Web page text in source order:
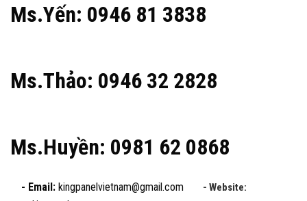
Ms.Yến: 0946 81 3838
Ms.Thảo: 0946 32 2828
Ms.Huyền: 0981 62 0868
- Email: kingpanelvietnam@gmail.com - Website: